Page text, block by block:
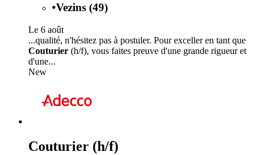
•Vezins (49)
Le 6 août
...qualité, n'hésitez pas à postuler. Pour exceller en tant que
Couturier (h/f), vous faites preuve d'une grande rigueur et
d'une...
New
Couturier (h/f)